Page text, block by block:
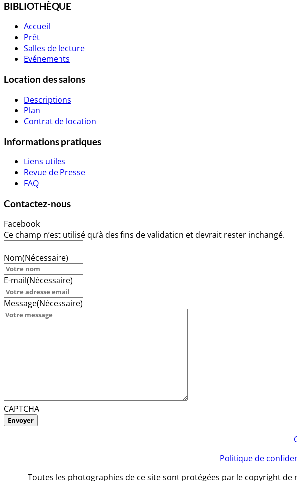
BIBLIOTHÈQUE
Accueil
Prêt
Salles de lecture
Evénements
Location des salons
Descriptions
Plan
Contrat de location
Informations pratiques
Liens utiles
Revue de Presse
FAQ
Contactez-nous
Facebook
Ce champ n’est utilisé qu’à des fins de validation et devrait rester inchangé.
Nom(Nécessaire)
E-mail(Nécessaire)
Message(Nécessaire)
CAPTCHA
Politique de
Toutes les photographies de ce site sont protégées par le copyright